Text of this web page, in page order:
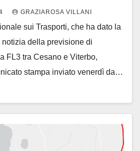
GRAZIAROSA VILLANI
sui Trasporti, che ha dato la
della previsione di
FL3 tra Cesano e Viterbo,
stampa inviato venerdì da…